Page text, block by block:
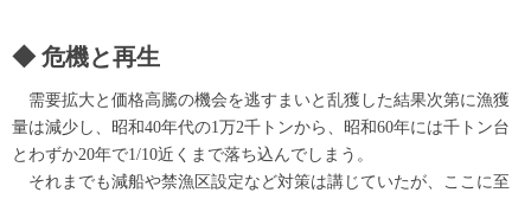
危機と再生
需要拡大と価格高騰の機会を逃すまいと乱獲した結果次第に漁獲
量は減少し、昭和40年代の1万2千トンから、昭和60年には千トン台
とわずか20年で1/10近くまで落ち込んでしまう。
それまでも減船や禁漁区設定など対策は講じていたが、ここに至